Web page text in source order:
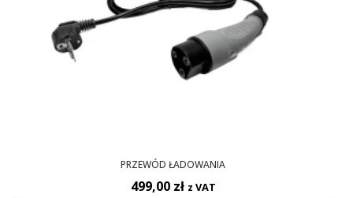
PRZEWÓD ŁADOWANIA
499,00 zł z VAT